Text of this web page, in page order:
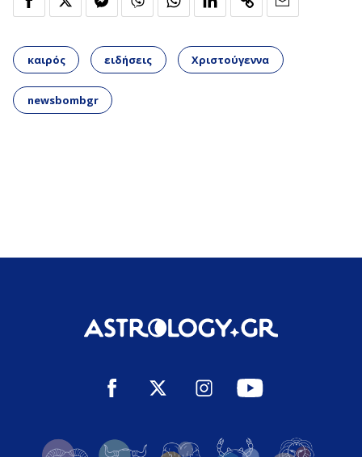
καιρός ειδήσεις Χριστούγεννα
newsbombgr